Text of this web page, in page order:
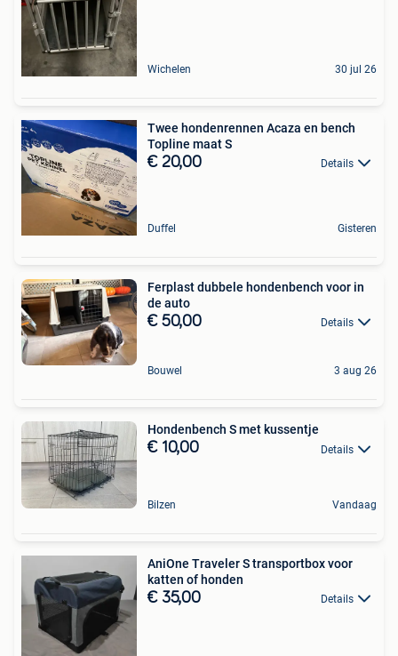
Wichelen 30 jul 26
Twee hondenrennen Acaza en bench
Topline maat S
€ 20,00 Details
Duffel Gisteren
Ferplast dubbele hondenbench voor in
de auto
€ 50,00 Details
Bouwel 3 aug 26
Hondenbench S met kussentje
€ 10,00 Details
Bilzen Vandaag
AniOne Traveler S transportbox voor
katten of honden
€ 35,00 Details